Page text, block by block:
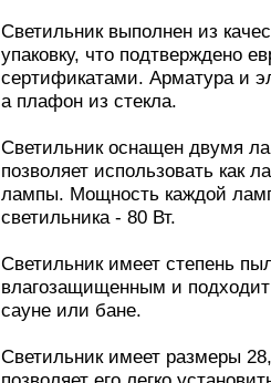
Светильник выполнен из
упаковку, что подтверждено
сертификатами. Арматура и
а плафон из стекла.
Светильник оснащен двумя
позволяет использовать как
лампы. Мощность каждой
светильника - 80 Вт.
Светильник имеет степень
влагозащищенным и
сауне или бане.
Светильник имеет размеры